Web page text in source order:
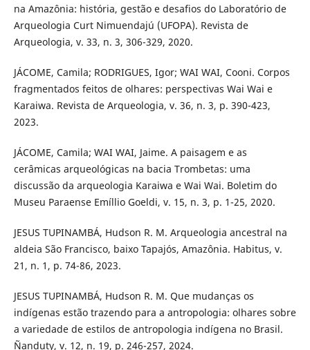
na Amazônia: história, gestão e desafios do Laboratório de
Arqueologia Curt Nimuendajú (UFOPA). Revista de
Arqueologia, v. 33, n. 3, 306-329, 2020.
JÁCOME, Camila; RODRIGUES, Igor; WAI WAI, Cooni. Corpos
fragmentados feitos de olhares: perspectivas Wai Wai e
Karaiwa. Revista de Arqueologia, v. 36, n. 3, p. 390-423,
2023.
JÁCOME, Camila; WAI WAI, Jaime. A paisagem e as
cerâmicas arqueológicas na bacia Trombetas: uma
discussão da arqueologia Karaiwa e Wai Wai. Boletim do
Museu Paraense Emíllio Goeldi, v. 15, n. 3, p. 1-25, 2020.
JESUS TUPINAMBÁ, Hudson R. M. Arqueologia ancestral na
aldeia São Francisco, baixo Tapajós, Amazônia. Habitus, v.
21, n. 1, p. 74-86, 2023.
JESUS TUPINAMBÁ, Hudson R. M. Que mudanças os
indígenas estão trazendo para a antropologia: olhares sobre
a variedade de estilos de antropologia indígena no Brasil.
Ñanduty, v. 12, n. 19, p. 246-257, 2024.